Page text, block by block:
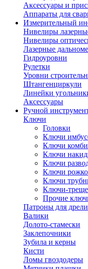
Аксессуары и
Аппараты для
Измерительный
Нивелиры
Нивелиры
Лазерные
Гидроуровни
Рулетки
Уровни
Штангенциркули
Линейки
Аксессуары
Ручной
Ключи
Головки
Ключи
Ключи
Ключи
Ключи
Ключи
Ключи
Ключи-
Прочие
Патроны для дрели
Валики
Долото-стамески
Заклепочники
Зубила и керны
Кисти
Ломы гвоздодеры